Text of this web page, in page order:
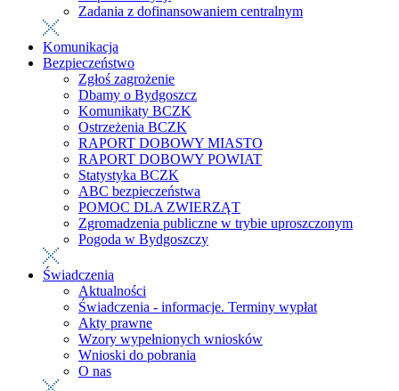
Zadania z dofinansowaniem centralnym
Komunikacja
Bezpieczeństwo
Zgłoś zagrożenie
Dbamy o Bydgoszcz
Komunikaty BCZK
Ostrzeżenia BCZK
RAPORT DOBOWY MIASTO
RAPORT DOBOWY POWIAT
Statystyka BCZK
ABC bezpieczeństwa
POMOC DLA ZWIERZĄT
Zgromadzenia publiczne w trybie uproszczonym
Pogoda w Bydgoszczy
Świadczenia
Aktualności
Świadczenia - informacje. Terminy wypłat
Akty prawne
Wzory wypełnionych wniosków
Wnioski do pobrania
O nas